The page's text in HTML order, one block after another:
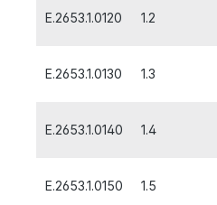
E.2653.1.0120 1.2
E.2653.1.0130 1.3
E.2653.1.0140 1.4
E.2653.1.0150 1.5